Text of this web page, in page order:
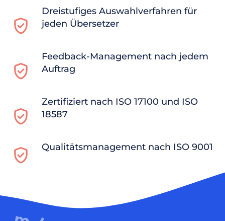
Dreistufiges Auswahlverfahren für
jeden Übersetzer
Feedback-Management nach jedem
Auftrag
Zertifiziert nach ISO 17100 und ISO
18587
Qualitätsmanagement nach ISO 9001